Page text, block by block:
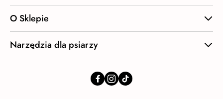
O Sklepie
Narzędzia dla psiarzy